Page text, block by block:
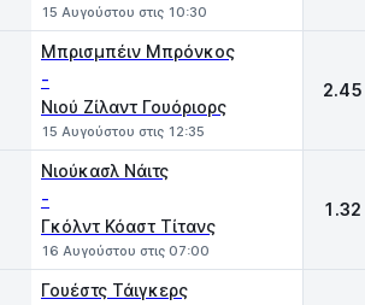
15 Αυγούστου στις 10:30
Μπρισμπέιν Μπρόνκος
-
Νιού Ζίλαντ Γουόριορς
15 Αυγούστου στις 12:35
2.45
Νιούκασλ Νάιτς
-
Γκόλντ Κόαστ Τίτανς
16 Αυγούστου στις 07:00
1.32
Γουέστς Τάιγκερς